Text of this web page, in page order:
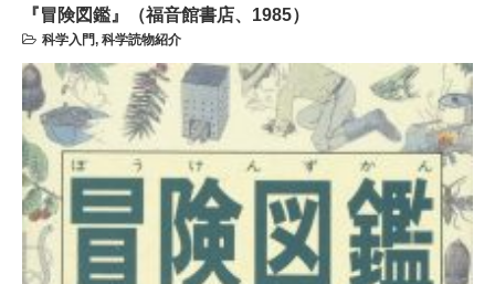
『冒険図鑑』（福音館書店、1985）
科学入門, 科学読物紹介